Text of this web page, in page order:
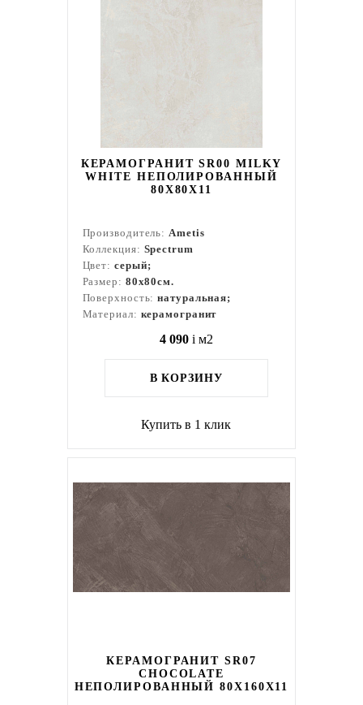
КЕРАМОГРАНИТ SR00 MILKY
WHITE НЕПОЛИРОВАННЫЙ
80X80Х11
Производитель:Ametis
Коллекция: Spectrum
Цвет: серый;
Размер: 80x80см.
Поверхность:натуральная;
Материал: керамогранит
4 090 i м2
В КОРЗИНУ
Купить в 1 клик
КЕРАМОГРАНИТ SR07
CHOCOLATE
НЕПОЛИРОВАННЫЙ 80X160Х11